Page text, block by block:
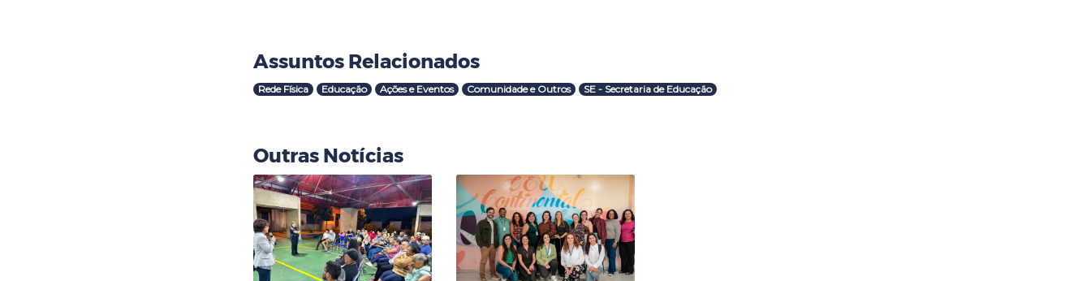
Assuntos Relacionados
Rede Física Educação Ações e Eventos Comunidade e Outros SE - Secretaria de Educação
Outras Notícias